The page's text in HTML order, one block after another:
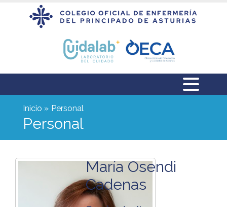
Inicio Personal
Personal
María Osendi
Cadenas